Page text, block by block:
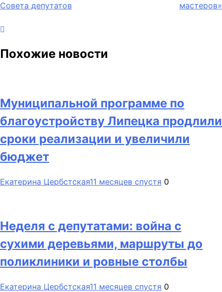
записям
Совета депутатов
мастеров»
Похожие новости
Муниципальной программе по
благоустройству Липецка продлили
сроки реализации и увеличили
бюджет
Екатерина Цербстская11 месяцев спустя 0
Неделя с депутатами: война с
сухими деревьями, маршруты до
поликлиники и ровные столбы
Екатерина Цербстская11 месяцев спустя 0